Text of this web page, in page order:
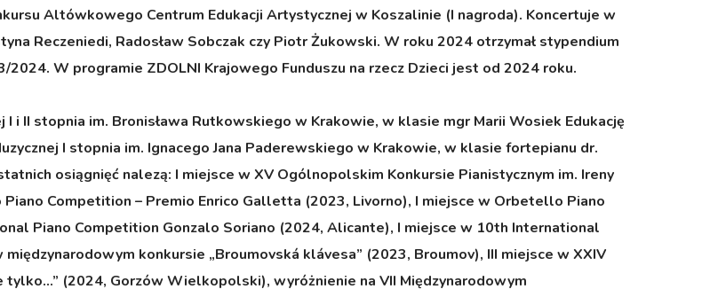
Altówkowego Centrum Edukacji Artystycznej w Koszalinie (I nagroda). Koncertuje w
Reczeniedi, Radosław Sobczak czy Piotr Żukowski. W roku 2024 otrzymał stypendium
W programie ZDOLNI Krajowego Funduszu na rzecz Dzieci jest od 2024 roku.
I i II stopnia im. Bronisława Rutkowskiego w Krakowie, w klasie mgr Marii Wosiek Edukację
I stopnia im. Ignacego Jana Paderewskiego w Krakowie, w klasie fortepianu dr.
osiągnięć nalezą: I miejsce w XV Ogólnopolskim Konkursie Pianistycznym im. Ireny
Competition – Premio Enrico Galletta (2023, Livorno), I miejsce w Orbetello Piano
Piano Competition Gonzalo Soriano (2024, Alicante), I miejsce w 10th International
konkursie „Broumovská klávesa” (2023, Broumov), III miejsce w XXIV
(2024, Gorzów Wielkopolski), wyróżnienie na VII Międzynarodowym